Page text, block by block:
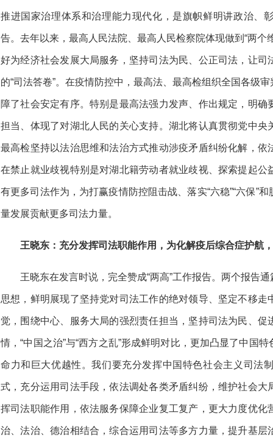
推进国家治理体系和治理能力现代化，是旗帜鲜明讲政治、
告。去年以来，最高人民法院、最高人民检察院体现做到“两个
好为经济社会发展大局服务，坚持司法为民、公正司法，让
的“司法答卷”。在疫情防控中，最高法、最高检组织全国各级
障了社会安定有序。特别是最高法强力发声、作出规定，明
担当、体现了对湖北人民的关心支持。湖北将认真贯彻党中
最高检坚持以法治思维和法治方式推动涉疫矛盾纠纷化解，
在禁止就业歧视特别是对湖北籍劳动者就业歧视、探索提起
有更多司法作为，为打赢疫情防控阻击战、落实“六稳”“六保”
量发展贡献更多司法力量。
王晓东：充分发挥司法职能作用，为化解疫后综合症护航
王晓东在发言时说，完全赞成“两高”工作报告。两个报告
思想，鲜明展现了坚持党对司法工作的绝对领导、坚定不移
觉，围绕中心、服务大局的强烈责任担当，坚持司法为民、
情，“中国之治”与“西方之乱”形成鲜明对比，更加凸显了中国
命力和巨大优越性。我们要充分发挥中国特色社会主义司法
式，充分运用司法手段，依法调处各类矛盾纠纷，维护社会
挥司法职能作用，依法服务保障企业复工复产，更大力度优
治、法治、德治相结合，综合运用司法等多方力量，提升基